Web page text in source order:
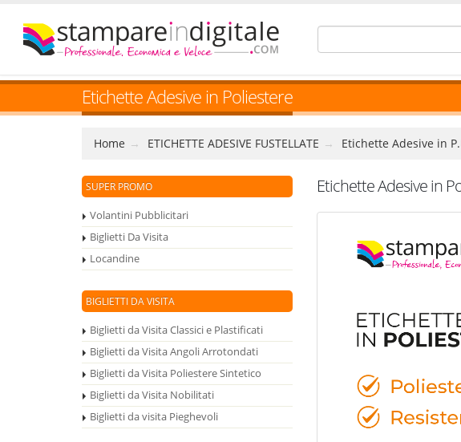
Etichette Adesive in Poliestere
Home ETICHETTE ADESIVE FUSTELLATE Etichette Adesive in
SUPER PROMO
Volantini Pubblicitari
Biglietti Da Visita
Locandine
BIGLIETTI DA VISITA
Biglietti da Visita Classici e Plastificati
Biglietti da Visita Angoli Arrotondati
Biglietti da Visita Poliestere Sintetico
Biglietti da Visita Nobilitati
Biglietti da visita Pieghevoli
Etichette Adesive in